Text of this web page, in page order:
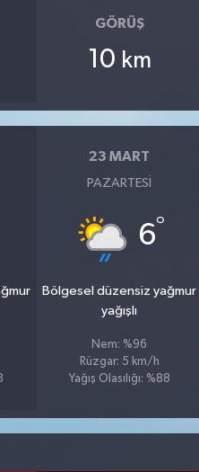
GÖRÜŞ
10 km
23 MART
PAZARTESI
6°
Bölgesel düzensiz yağmur
yağışlı
Nem: %96
Rüzgar: 5 km/h
Yağış Olasılığı: %88